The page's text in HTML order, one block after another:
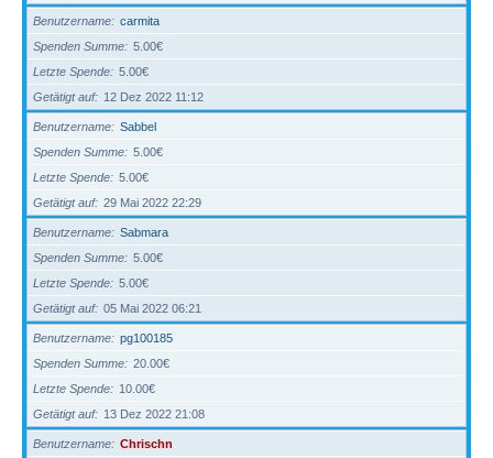
Benutzername
carmita
Spenden Summe
5.00€
Letzte Spende
5.00€
Getätigt auf
12 Dez 2022 11:12
Benutzername
Sabbel
Spenden Summe
5.00€
Letzte Spende
5.00€
Getätigt auf
29 Mai 2022 22:29
Benutzername
Sabmara
Spenden Summe
5.00€
Letzte Spende
5.00€
Getätigt auf
05 Mai 2022 06:21
Benutzername
pg100185
Spenden Summe
20.00€
Letzte Spende
10.00€
Getätigt auf
13 Dez 2022 21:08
Benutzername
Chrischn